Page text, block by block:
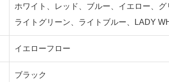
ホワイト、レッド、ブルー、イエロー、グ
ライトグリーン、ライトブルー、LADY
イエローフロー
ブラック